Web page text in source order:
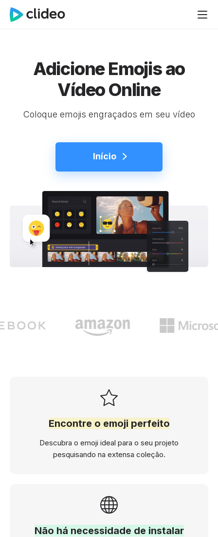
Adicione Emojis ao
Vídeo Online
Coloque emojis engraçados em seu vídeo
Início
Encontre o emoji perfeito
Descubra o emoji ideal para o seu projeto
pesquisando na extensa coleção.
Não há necessidade de instalar